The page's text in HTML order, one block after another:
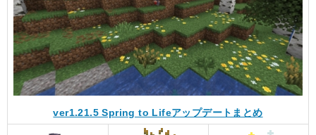
ver1.21.5 Spring to Lifeアップデートまとめ